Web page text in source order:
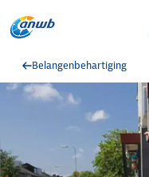
Belangenbehartiging